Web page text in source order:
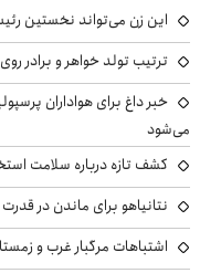
این زن می‌تواند نخستین
ترتیب تولد خواهر و برادر
خبر داغ برای هواداران
می‌شود
کشف تازه درباره سلامت
نتانیاهو برای ماندن در
اشتباهات مرگبار غرب و